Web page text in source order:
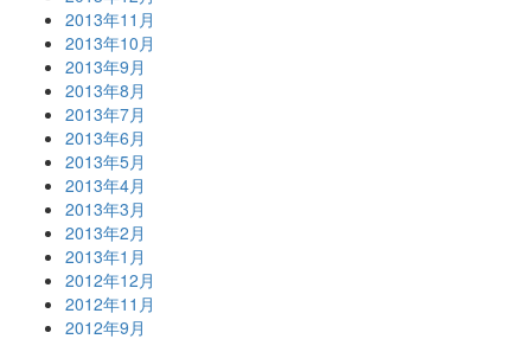
2013年11月
2013年10月
2013年9月
2013年8月
2013年7月
2013年6月
2013年5月
2013年4月
2013年3月
2013年2月
2013年1月
2012年12月
2012年11月
2012年9月